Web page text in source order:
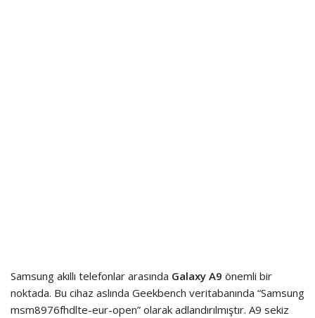
Samsung akıllı telefonlar arasında Galaxy A9 önemli bir
noktada. Bu cihaz aslında Geekbench veritabanında “Samsung
msm8976fhdlte-eur-open” olarak adlandırılmıştır. A9 sekiz